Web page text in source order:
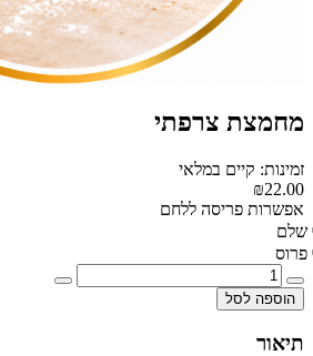
מחמצת צרפתי
זמינות: קיים במלאי
₪22.00
אפשרות פריסה ללחם
שלם
פרוס
הוספה לסל
תיאור